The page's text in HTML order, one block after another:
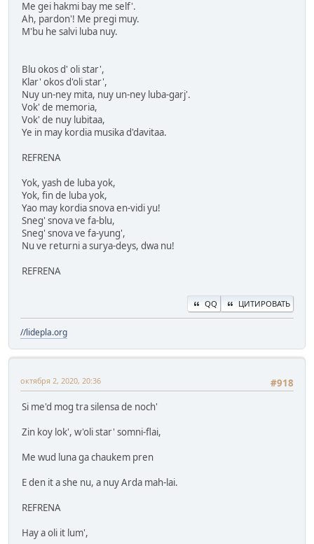
Me gei hakmi bay me self'.
Ah, pardon'! Me pregi muy.
M'bu he salvi luba nuy.
Blu okos d' oli star',
Klar' okos d'oli star',
Nuy un-ney mita, nuy un-ney luba-garj'.
Vok' de memoria,
Vok' de nuy lubitaa,
Ye in may kordia musika d'davitaa.
REFRENA
Yok, yash de luba yok,
Yok, fin de luba yok,
Yao may kordia snova en-vidi yu!
Sneg' snova ve fa-blu,
Sneg' snova ve fa-yung',
Nu ve returni a surya-deys, dwa nu!
REFRENA
QQ ЦИТИРОВАТЬ
//lidepla.org
#918
октября 2, 2020, 20:36
Si me'd mog tra silensa de noch'
Zin koy lok', w'oli star' somni-flai,
Me wud luna ga chaukem pren
E den it a she nu, a nuy Arda mah-lai.
REFRENA
Hay a oli it lum',